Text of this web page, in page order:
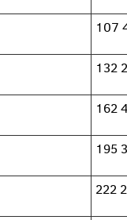
107
132
162
195
222